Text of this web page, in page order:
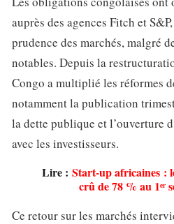
auprès des agences Fitch et
prudence des marchés, malgré
notables. Depuis la
Congo a multiplié les réformes
notamment la publication
la dette publique et l’ouverture
avec les investisseurs.
Lire : Start-up africaines :
crû de 78 % au 1ᵉʳ
Ce retour sur les marchés